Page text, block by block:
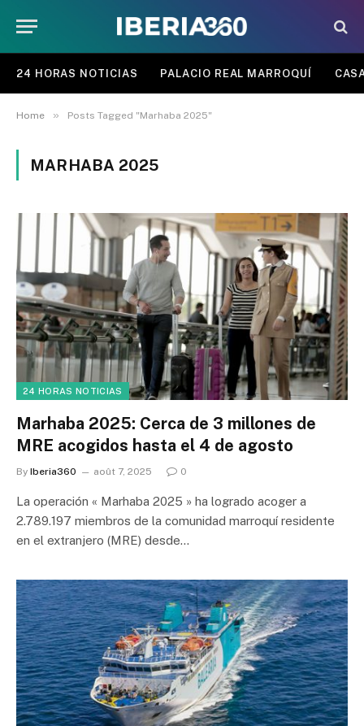
24 HORAS NOTICIAS PALACIO REAL MARROQUÍ
Home » Posts Tagged "Marhaba 2025"
MARHABA 2025
24 HORAS NOTICIAS
Marhaba 2025: Cerca de 3 millones de
MRE acogidos hasta el 4 de agosto
By Iberia360 août 7, 2025 0
La operación « Marhaba 2025 » ha logrado acoger a
2.789.197 miembros de la comunidad marroquí residente
en el extranjero (MRE) desde…